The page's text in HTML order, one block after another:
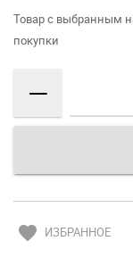
Товар с выбранным
покупки
—
favorite ИЗБРАННОЕ